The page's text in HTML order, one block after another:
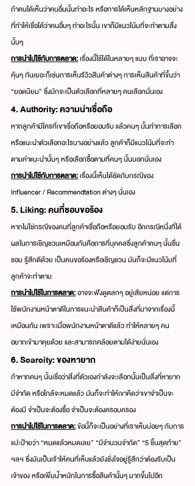
ถ้าคนได้เห็นว่าคนอื่นนั้นทำอะไร หรือการได้เห็นหลักฐานบางอย่าง
ที่ทำให้เชื่อได้ว่าคนอื่นๆ ทำอะไรนั้น เขาก็มีแนวโน้มที่จะทำตามสิ่ง
นั้นๆ
การนำไปใช้กับการตลาด: เรื่องนี้ใช้ได้ในหลายๆ แบบ ที่เราอาจจะ
คุ้นๆ กันเยอะก็เช่นการเห็นรีวิวสินค้าต่างๆ การเห็นสินค้าที่ขึ้นว่า​
“ยอดนิยม” ซึ่งมักจะเป็นตัวเลือกที่หลายๆ คนเลือกนั่นเอง
4. Authority: ความน่าเชื่อถือ
หากลูกค้ามีใครที่เขาเชื่อถือหรือยอมรับ แล้วคนๆ นั้นทำการเลือก
หรือแนะนำตัวเลือกอะไรบางอย่างแล้ว ลูกค้าก็มีแนวโน้มที่จะทำ
ตามคำแนะนำนั้นๆ หรือเลือกซื้อตามที่คนๆ นั้นบอกนั่นเอง
การนำไปใช้กับการตลาด: เรื่องนี้เห็นได้ชัดกับกรณีของ
Influencer / Recommendtation ต่างๆ นั่นเอง
5. Liking: คนที่ชอบขอร้อง
หากไม่ใช่กรณีของคนที่ลูกค้าเชื่อถือหรือยอมรับ อีกกรณีหนึ่งที่ได้
ผลในการเชิญชวนเหมือนกันคือการที่บุคคลซึ่งลูกค้าคนๆ นั้นชื่น
ชอบ รู้สึกดีด้วย เป็นคนขอร้องหรือเชิญชวน มันก็จะมีแนวโน้มที่
ลูกค้าจะทำตาม
การนำไปใช้ในการตลาด: อาจจะฟังดูตลกๆ อยู่เสียหน่อย แต่การ
ใช้พนักงานหน้าตาดีในการแนะนำสินค้าก็เป็นสิ่งที่มาจากเรื่องนี้
เหมือนกัน เพราะเมื่อพนักงานหน้าตาดีแล้ว ทำให้หลายๆ คน
อยากเข้ามาคุยด้วย และสามารถคล้อยตามได้ง่ายนั่นเอง
6. Scarcity: ของหายาก
ถ้าหากคนๆ นั้นเชื่อว่าสิ่งที่ตัวเองกำลังจะเลือกนั้นเป็นสิ่งที่หายาก
มีจำกัด หรือใกล้จะหมดแล้ว มันก็จะทำให้เขาคิดว่าเขาจำเป็นจะ
ต้องมี จำเป็นจะต้องซื้อ จำเป็นจะต้องครอบครอง
การนำไปใช้ในการตลาด: ข้อนี้ก็จะเป็นอย่างที่เราเห็นบ่อยๆ กับการ
แปะป้ายว่า “หมดแล้วหมดเลย” “มีจำนวนจำกัด” “5 ชิ้นสุดท้าย”
ฯลฯ ซึ่งมันเป็นเร้าให้คนที่เห็นแล้วยังชั่งใจอยู่รู้สึกว่าต้องรีบเป็น
เจ้าของ หรือเพิ่มน้ำหนักในการซื้อสินค้านั้นๆ มากขึ้นไปอีก